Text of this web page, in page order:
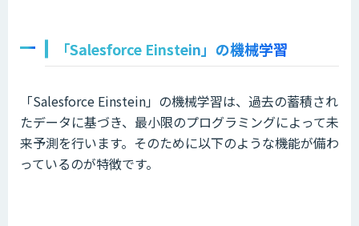
「Salesforce Einstein」の機械学習
「Salesforce Einstein」の機械学習は、過去の蓄積され
たデータに基づき、最小限のプログラミングによって未
来予測を行います。そのために以下のような機能が備わ
っているのが特徴です。